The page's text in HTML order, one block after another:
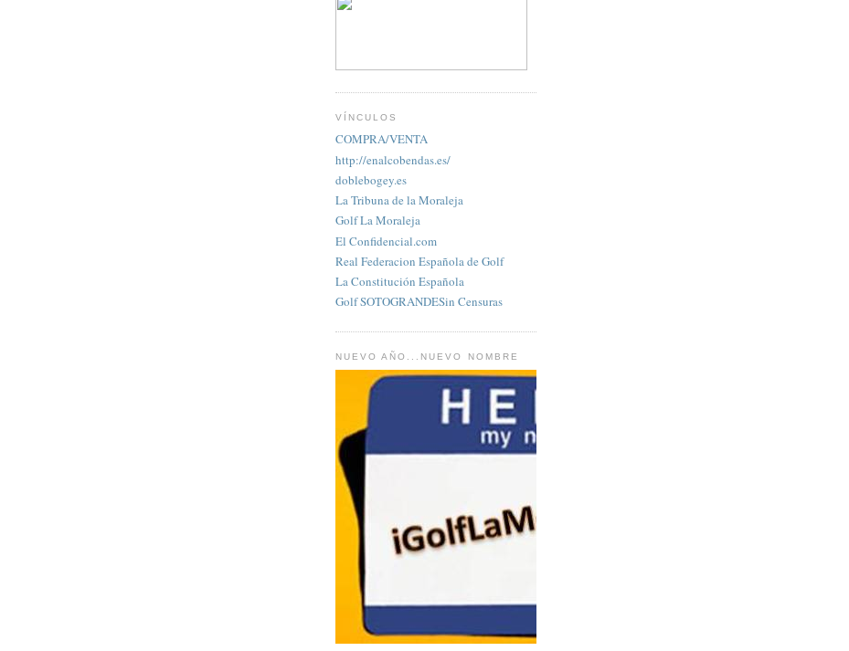
VÍNCULOS
COMPRA/VENTA
http://enalcobendas.es/
doblebogey.es
La Tribuna de la Moraleja
Golf La Moraleja
El Confidencial.com
Real Federacion Española de Golf
La Constitución Española
Golf SOTOGRANDESin Censuras
NUEVO AÑO...NUEVO NOMBRE